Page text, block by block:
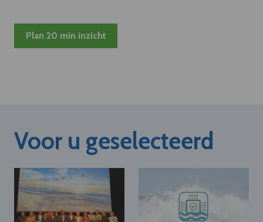
Plan 20 min inzicht
Voor u geselecteerd